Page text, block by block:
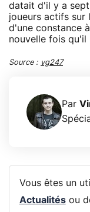
datait d'il y a sept
joueurs actifs sur
d'une constance
nouvelle fois qu'il
Source : vg247
Par
Vous êtes un
Actualitésou